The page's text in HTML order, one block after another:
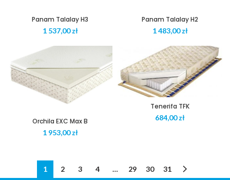
Panam Talalay H3
zł
Panam Talalay H2
zł
Orchila EXC Max B
zł
Tenerifa TFK
zł
1 2 3 4 … 29 30 31